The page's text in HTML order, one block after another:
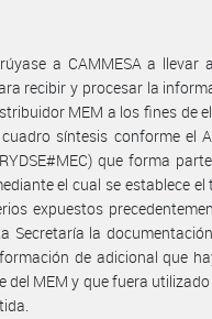
a CAMMESA a
recibir y procesar la
MEM a los fines de
síntesis conforme el
que forma
el cual se establece
expuestos
Secretaría la
de adicional que
del MEM y que fuera